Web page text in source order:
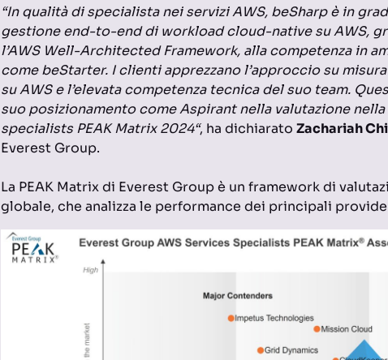
“In qualità di specialista nei servizi AWS, beSharp è in
gestione end-to-end di workload cloud-native su AWS,
l’AWS Well-Architected Framework, alla competenza in
come beStarter. I clienti apprezzano l’approccio su
su AWS e l’elevata competenza tecnica del suo team.
suo posizionamento come Aspirant nella valutazione
specialists PEAK Matrix 2024“, ha dichiarato Zachariah
Everest Group.
La PEAK Matrix di Everest Group è un framework di
globale, che analizza le performance dei principali